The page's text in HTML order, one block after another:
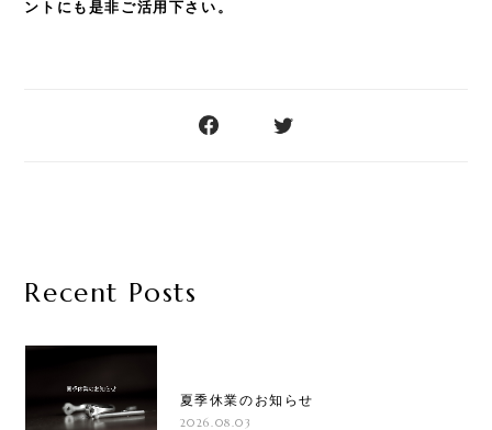
ントにも是非ご活用下さい。
Recent Posts
夏季休業のお知らせ
2026.08.03